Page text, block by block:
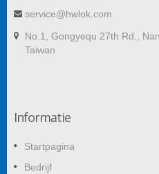
service@hwlok.com
No.1, Gongyequ 27th Rd.,
Taiwan
Informatie
Startpagina
Bedrijf